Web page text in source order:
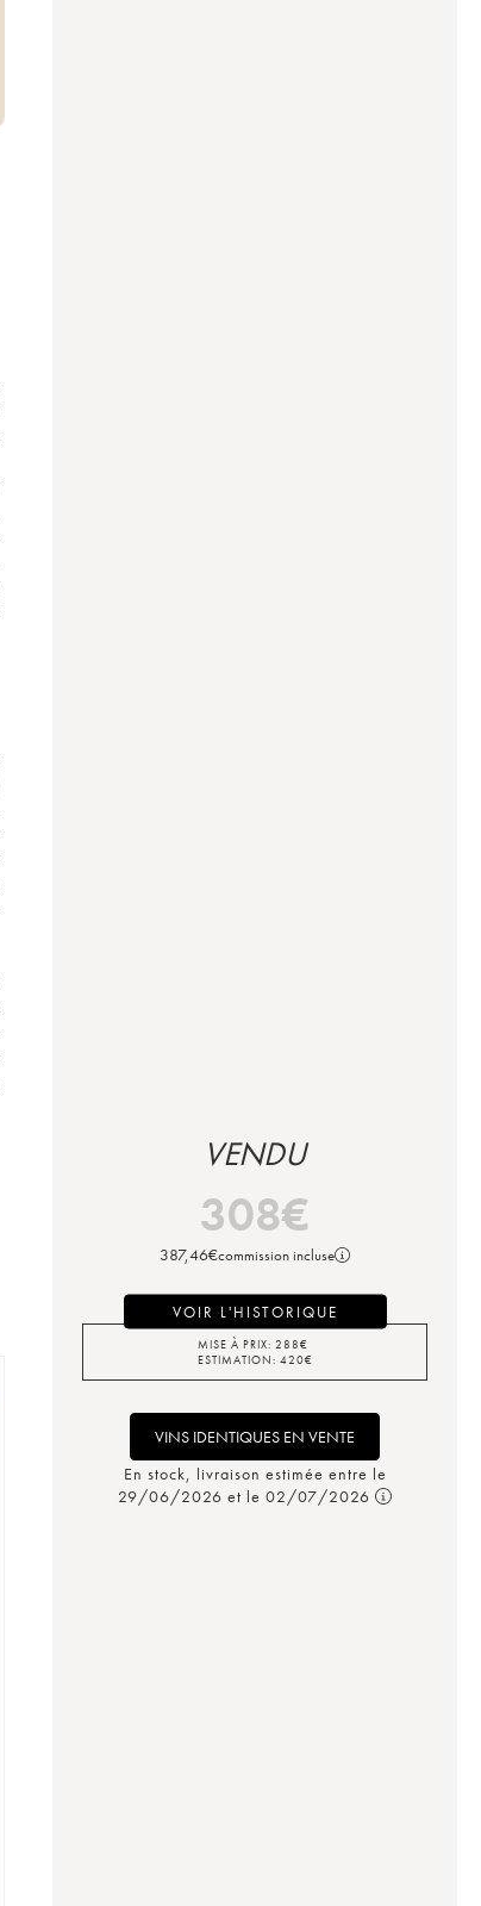
VENDU
308€
387,46€commission incluse
VOIR L'HISTORIQUE
MISE À PRIX: 288€
ESTIMATION: 420€
VINS IDENTIQUES EN VENTE
En stock, livraison estimée entre le
29/06/2026 et le 02/07/2026